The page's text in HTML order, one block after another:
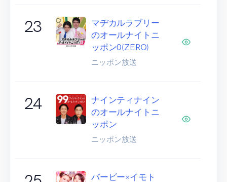
23
マヂカルラブリー
のオールナイトニ
ッポン0(ZERO)
ニッポン放送
24
ナインティナイン
のオールナイトニ
ッポン
ニッポン放送
バービー×イモト